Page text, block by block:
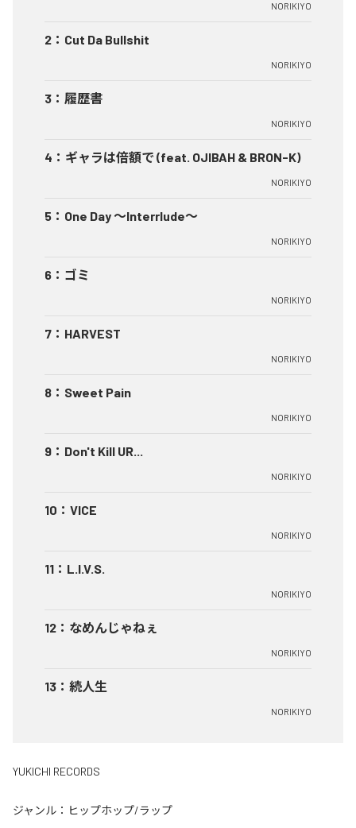
NORIKIYO
2 ： Cut Da Bullshit
NORIKIYO
3 ： 履歴書
NORIKIYO
4 ： ギャラは倍額で (feat. OJIBAH & BRON-K)
NORIKIYO
5 ： One Day ～Interrlude～
NORIKIYO
6 ： ゴミ
NORIKIYO
7 ： HARVEST
NORIKIYO
8 ： Sweet Pain
NORIKIYO
9 ： Don't Kill UR...
NORIKIYO
10 ： VICE
NORIKIYO
11 ： L.I.V.S.
NORIKIYO
12 ： なめんじゃねぇ
NORIKIYO
13 ： 続人生
NORIKIYO
YUKICHI RECORDS
ジャンル： ヒップホップ/ラップ